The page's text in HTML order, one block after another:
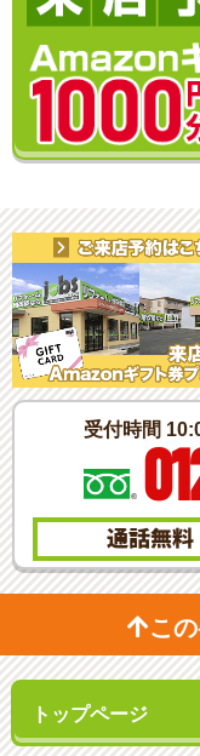
受付時間
通話無料
こ